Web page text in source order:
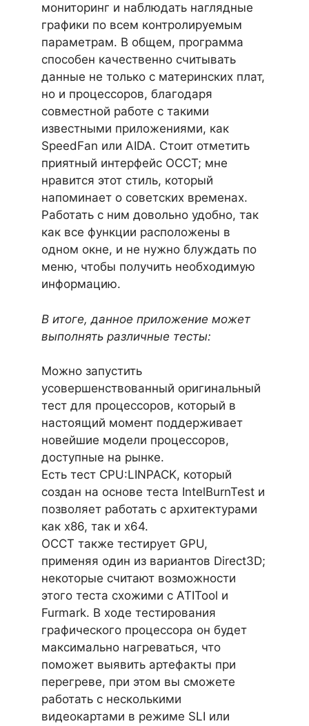
мониторинг и наблюдать наглядные
графики по всем контролируемым
параметрам. В общем, программа
способен качественно считывать
данные не только с материнских плат,
но и процессоров, благодаря
совместной работе с такими
известными приложениями, как
SpeedFan или AIDA. Стоит отметить
приятный интерфейс OCCT; мне
нравится этот стиль, который
напоминает о советских временах.
Работать с ним довольно удобно, так
как все функции расположены в
одном окне, и не нужно блуждать по
меню, чтобы получить необходимую
информацию.
В итоге, данное приложение может
выполнять различные тесты:
Можно запустить
усовершенствованный оригинальный
тест для процессоров, который в
настоящий момент поддерживает
новейшие модели процессоров,
доступные на рынке.
Есть тест CPU:LINPACK, который
создан на основе теста IntelBurnTest и
позволяет работать с архитектурами
как x86, так и x64.
OCCT также тестирует GPU,
применяя один из вариантов Direct3D;
некоторые считают возможности
этого теста схожими с ATITool и
Furmark. В ходе тестирования
графического процессора он будет
максимально нагреваться, что
поможет выявить артефакты при
перегреве, при этом вы сможете
работать с несколькими
видеокартами в режиме SLI или